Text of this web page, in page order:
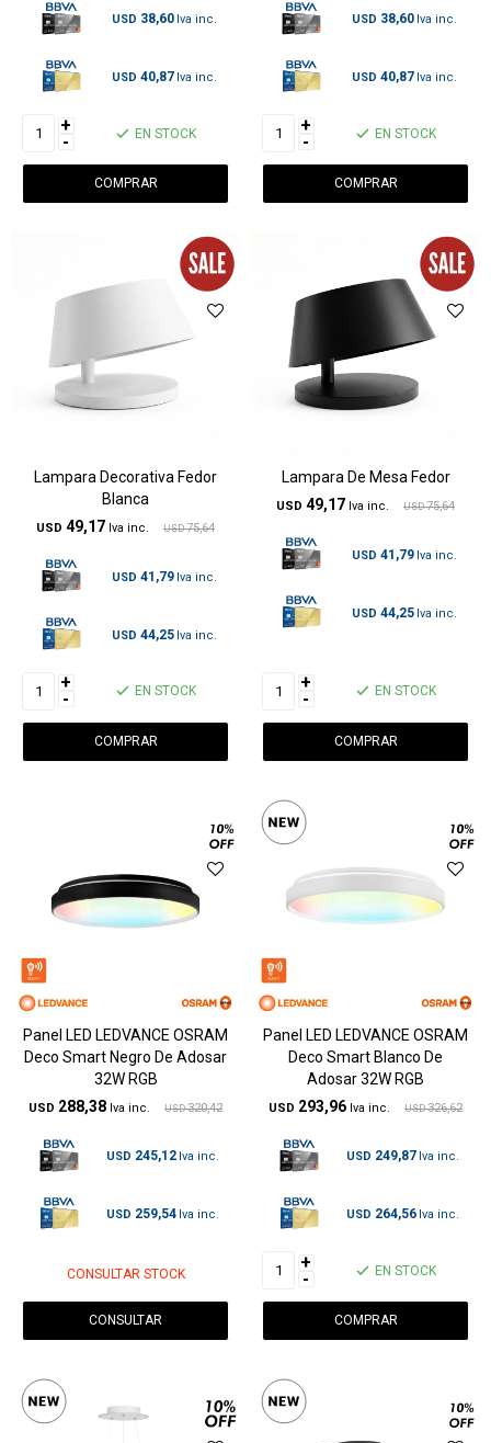
USD 38,60
USD 40,87
+
- EN STOCK
USD 38,60
USD 40,87
+
- EN STOCK
Lampara Decorativa Fedor
Blanca
USD 49,17 USD 75,64
USD 41,79
USD 44,25
+
- EN STOCK
Lampara De Mesa Fedor
USD 49,17 USD 75,64
USD 41,79
USD 44,25
+
- EN STOCK
Panel LED LEDVANCE OSRAM
Deco Smart Negro De Adosar
32W RGB
USD 288,38 USD 320,42
USD 245,12
USD 259,54
CONSULTAR STOCK
CONSULTAR
Panel LED LEDVANCE OSRAM
Deco Smart Blanco De
Adosar 32W RGB
USD 293,96 USD 326,62
USD 249,87
USD 264,56
+
- EN STOCK